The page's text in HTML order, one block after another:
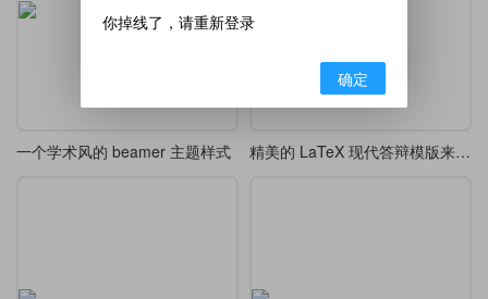
一个学术风的 beamer 主题样式 精美的 LaTeX 现代答辩模版来了-cookie-beamer
你掉线了，请重新登录
确定